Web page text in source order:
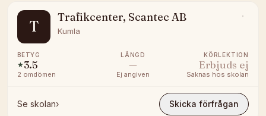
T
Trafikcenter, Scantec AB
Kumla
BETYG
★3.5
2 omdömen
LÄNGD
—
Ej angiven
KÖRLEKTION
Erbjuds ej
Saknas hos skolan
Se skolan› Skicka förfrågan